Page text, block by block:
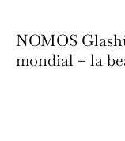
NOMOS
mondial – la